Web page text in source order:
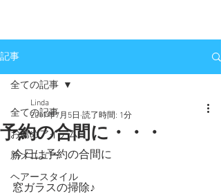
記事
全ての記事
お薦めアイテム
新メニュー
ヘアースタイル
全ての記事
予約の合間に・・・
Linda
2017年7月5日 読了時間: 1分
今日は予約の合間に
窓ガラスの掃除♪